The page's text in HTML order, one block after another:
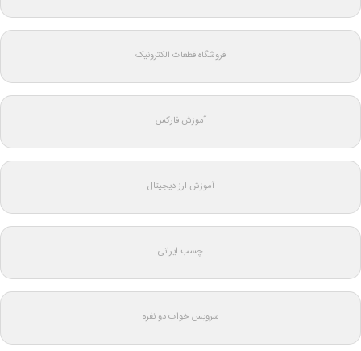
فروشگاه قطعات الکترونیک
آموزش فارکس
آموزش ارز دیجیتال
چسب ایرانی
سرویس خواب دو نفره